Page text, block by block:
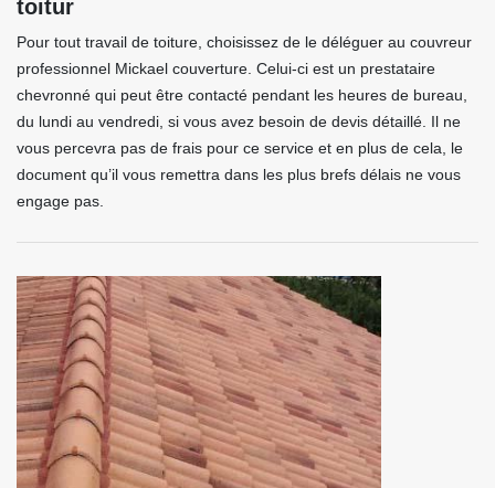
toitur
Pour tout travail de toiture, choisissez de le déléguer au couvreur
professionnel Mickael couverture. Celui-ci est un prestataire
chevronné qui peut être contacté pendant les heures de bureau,
du lundi au vendredi, si vous avez besoin de devis détaillé. Il ne
vous percevra pas de frais pour ce service et en plus de cela, le
document qu’il vous remettra dans les plus brefs délais ne vous
engage pas.